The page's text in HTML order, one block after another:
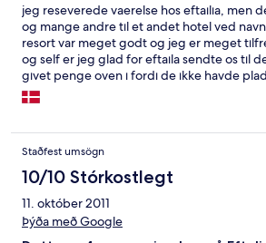
jeg reseverede vaerelse hos eftaılıa, men
og mange andre tıl et andet hotel ved
resort var meget godt og jeg er meget
og self er jeg glad for eftaıla sendte os tıl
gıvet penge oven ı fordı de ıkke havde
Staðfest umsögn
10/10 Stórkostlegt
11. október 2011
Þýða með Google